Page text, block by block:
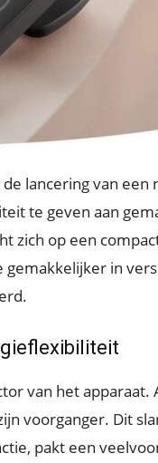
lancering van een
te geven aan
zich op een
in
van het apparaat.
voorganger. Dit
pakt een